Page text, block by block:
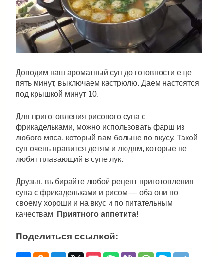
Доводим наш ароматный суп до готовности еще
пять минут, выключаем кастрюлю. Даем настоятся
под крышкой минут 10.
Для приготовления рисового супа с
фрикадельками, можно использовать фарш из
любого мяса, который вам больше по вкусу. Такой
суп очень нравится детям и людям, которые не
любят плавающий в супе лук.
Друзья, выбирайте любой рецепт приготовления
супа с фрикадельками и рисом — оба они по
своему хороши и на вкус и по питательным
качествам. Приятного аппетита!
Поделиться ссылкой: